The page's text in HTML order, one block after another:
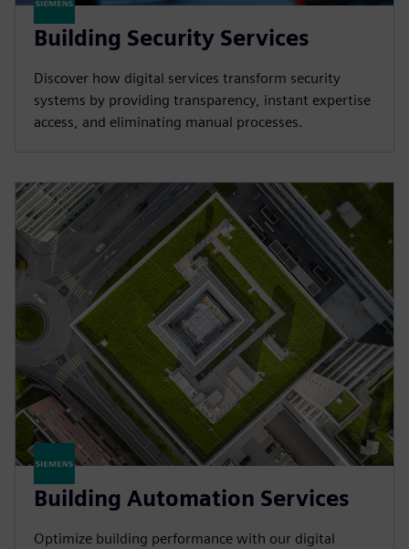
Building Security Services
Discover how digital services transform security
systems by providing transparency, instant expertise
access, and eliminating manual processes.
Building Automation Services
Optimize building performance with our digital